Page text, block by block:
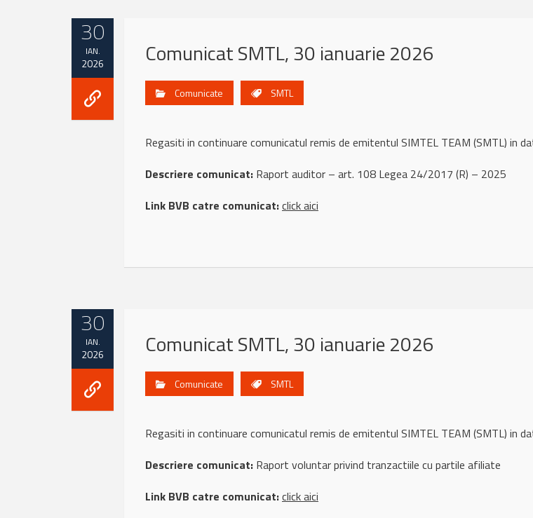
30
IAN.
2026 Comunicat SMTL, 30 ianuarie 2026
Comunicate SMTL
Regasiti in continuare comunicatul remis de emitentul SIMTEL TEAM (SMTL) in
Descriere comunicat: Raport auditor – art. 108 Legea 24/2017 (R) – 2025
Link BVB catre comunicat:click aici
30
IAN.
2026 Comunicat SMTL, 30 ianuarie 2026
Comunicate SMTL
Regasiti in continuare comunicatul remis de emitentul SIMTEL TEAM (SMTL) in
Descriere comunicat: Raport voluntar privind tranzactiile cu partile afiliate
Link BVB catre comunicat:click aici